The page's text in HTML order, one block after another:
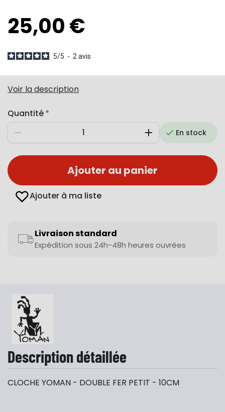
25,00 €
5/5 - 2 avis
Voir la description
Quantité
Diminuer AugmenterEn stock
Ajouter au panier
Ajouter à ma liste
Livraison standard
Expédition sous 24h-48h heures ouvrées
Description détaillée
CLOCHE YOMAN - DOUBLE FER PETIT - 10CM